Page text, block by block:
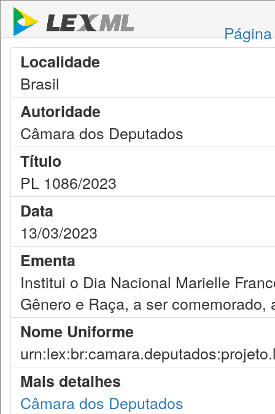
Localidade
Brasil
Autoridade
Câmara dos Deputados
Título
PL 1086/2023
Data
13/03/2023
Ementa
Institui o Dia Nacional Marielle
Gênero e Raça, a ser
Nome Uniforme
Mais detalhes
Câmara dos Deputados